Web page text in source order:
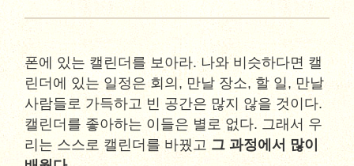
폰에 있는 캘린더를 보아라. 나와 비슷하다면 캘
린더에 있는 일정은 회의, 만날 장소, 할 일, 만날
사람들로 가득하고 빈 공간은 많지 않을 것이다.
캘린더를 좋아하는 이들은 별로 없다. 그래서 우
리는 스스로 캘린더를 바꿨고 그 과정에서 많이